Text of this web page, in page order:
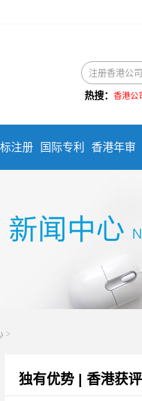
热搜： 香港公
注册 国际专利 香港年审
>
独有优势 | 香港获